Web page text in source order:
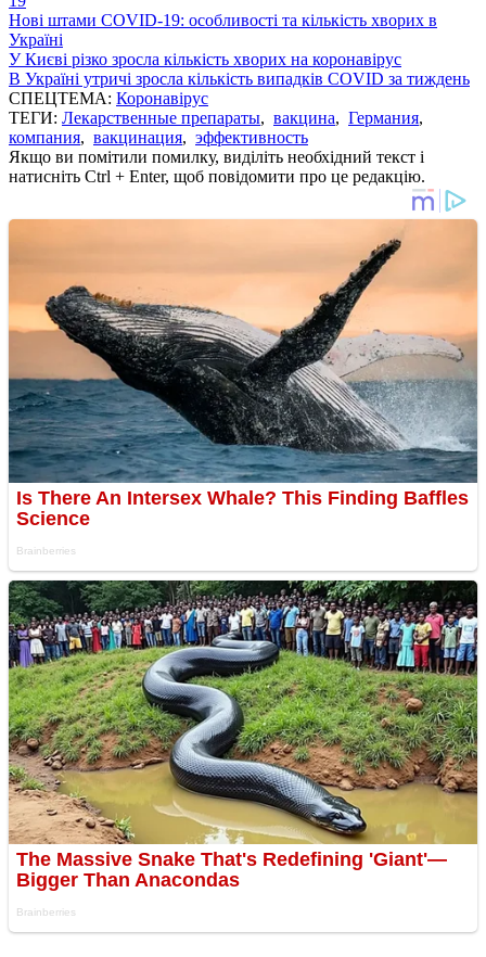
Нові штами COVID-19: особливості та кількість хворих в
Україні
У Києві різко зросла кількість хворих на коронавірус
В Україні утричі зросла кількість випадків COVID за тиждень
СПЕЦТЕМА: Коронавірус
ТЕГИ: Лекарственные препараты, вакцина, Германия,
компания, вакцинация, эффективность
Якщо ви помітили помилку, виділіть необхідний текст і
натисніть Ctrl + Enter, щоб повідомити про це редакцію.